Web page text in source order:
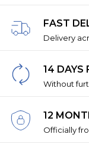
FAST
Delivery
14 DAYS
Without
12
Officially